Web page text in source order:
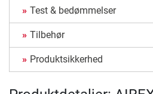
Test & bedømmelser
Tilbehør
Produktsikkerhed